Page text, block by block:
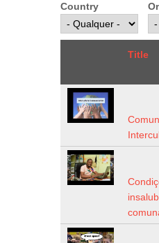
Country
Title